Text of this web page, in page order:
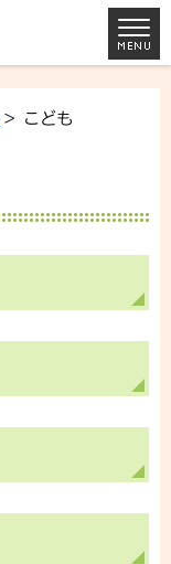
> こども